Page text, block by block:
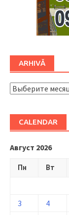
ARHIVĂ
ARHIVĂ
CALENDAR
Август 2026
Пн Вт
3
4